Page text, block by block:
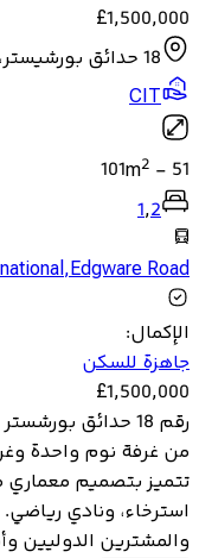
£1,500,000
18 حدائق بورشيستر، لندن W2 4DF
CIT
51
-
101m2
1,2
,Edgware Road
الإكمال:
جاهزة للسكن
£1,500,000
رقم 18 حدائق
تتميز بتصميم معماري
استرخاء، ونادي
والمشترين الدوليين